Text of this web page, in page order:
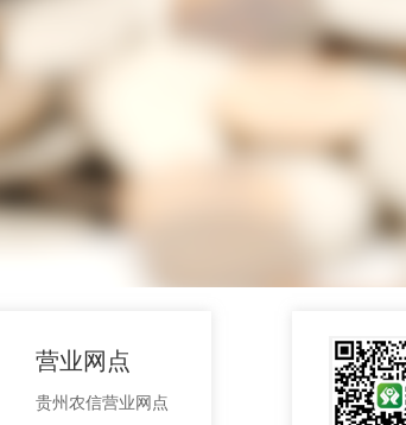
营业网点
贵州农信营业网点